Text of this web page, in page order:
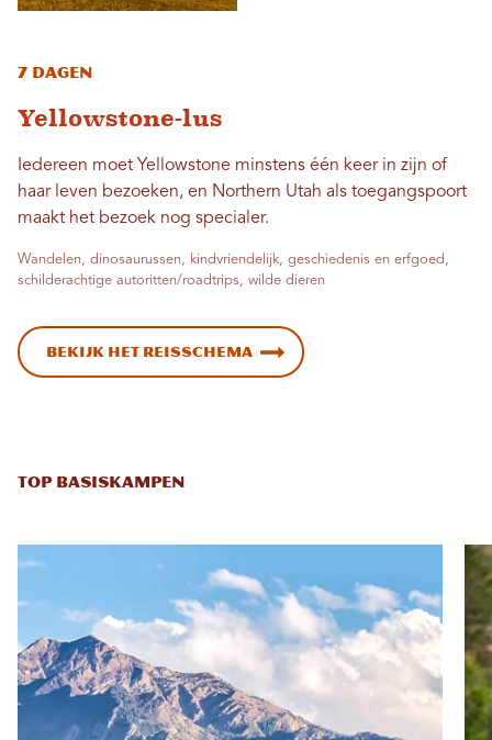
7 dagen
Yellowstone-lus
Iedereen moet Yellowstone minstens één keer in zijn of
haar leven bezoeken, en Northern Utah als toegangspoort
maakt het bezoek nog specialer.
Wandelen, dinosaurussen, kindvriendelijk, geschiedenis en erfgoed,
schilderachtige autoritten/roadtrips, wilde dieren
Bekijk het reisschema
TOP BASISKAMPEN